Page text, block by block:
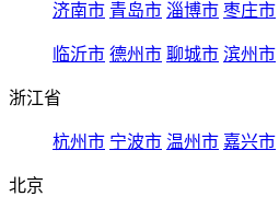
济南市 青岛市 淄博市 枣庄市
临沂市 德州市 聊城市 滨州市
浙江省
杭州市 宁波市 温州市 嘉兴市
北京